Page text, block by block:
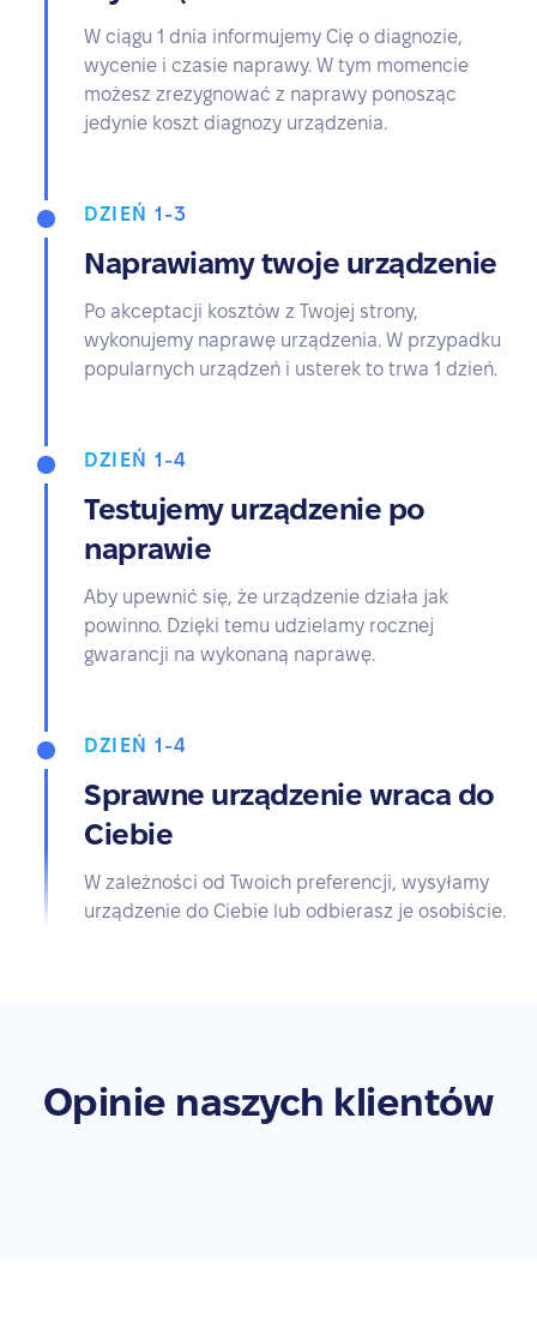
W ciągu 1 dnia informujemy Cię o diagnozie,
wycenie i czasie naprawy. W tym momencie
możesz zrezygnować z naprawy ponosząc
jedynie koszt diagnozy urządzenia.
DZIEŃ 1-3
Naprawiamy twoje urządzenie
Po akceptacji kosztów z Twojej strony,
wykonujemy naprawę urządzenia. W przypadku
popularnych urządzeń i usterek to trwa 1 dzień.
DZIEŃ 1-4
Testujemy urządzenie po
naprawie
Aby upewnić się, że urządzenie działa jak
powinno. Dzięki temu udzielamy rocznej
gwarancji na wykonaną naprawę.
DZIEŃ 1-4
Sprawne urządzenie wraca do
Ciebie
W zależności od Twoich preferencji, wysyłamy
urządzenie do Ciebie lub odbierasz je osobiście.
Opinie naszych klientów